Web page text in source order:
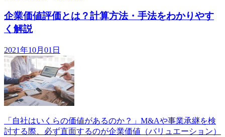
企業価値評価とは？計算方法・手法をわかりやす
く解説
2021年10月01日
「自社はいくらの価値があるのか？」M&Aや事業承継を検
討する際、必ず直面するのが企業価値（バリュエーション）